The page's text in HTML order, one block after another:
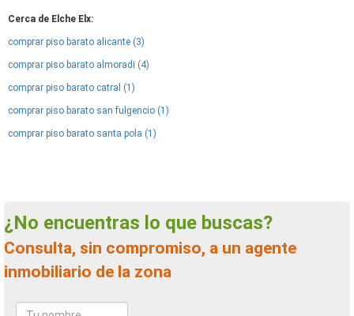
Cerca de Elche Elx:
comprar piso barato alicante (3)
comprar piso barato almoradi (4)
comprar piso barato catral (1)
comprar piso barato san fulgencio (1)
comprar piso barato santa pola (1)
¿No encuentras lo que buscas?
Consulta, sin compromiso, a un agente
inmobiliario de la zona